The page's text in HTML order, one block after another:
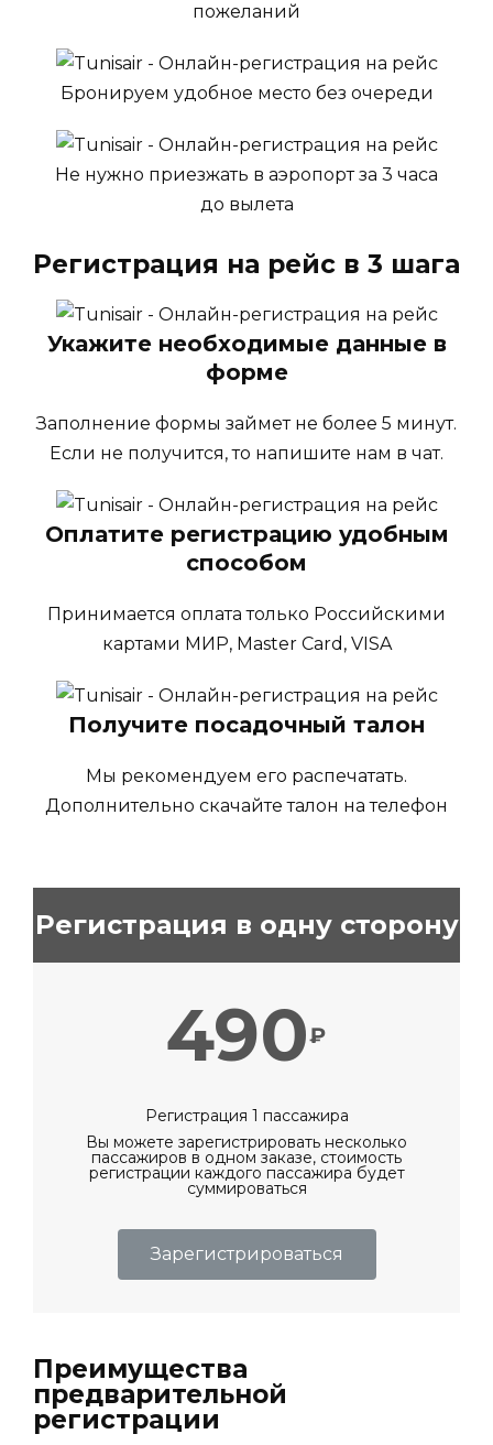
пожеланий
Бронируем удобное место без очереди
Не нужно приезжать в аэропорт за 3 часа
до вылета
Регистрация на рейс в 3 шага
Укажите необходимые данные в
форме
Заполнение формы займет не более 5 минут.
Если не получится, то напишите нам в чат.
Оплатите регистрацию удобным
способом
Принимается оплата только Российскими
картами МИР, Master Card, VISA
Получите посадочный талон
Мы рекомендуем его распечатать.
Дополнительно скачайте талон на телефон
Регистрация в одну сторону
490₽
Регистрация 1 пассажира
Вы можете зарегистрировать несколько
пассажиров в одном заказе, стоимость
регистрации каждого пассажира будет
суммироваться
Зарегистрироваться
Преимущества
предварительной
регистрации